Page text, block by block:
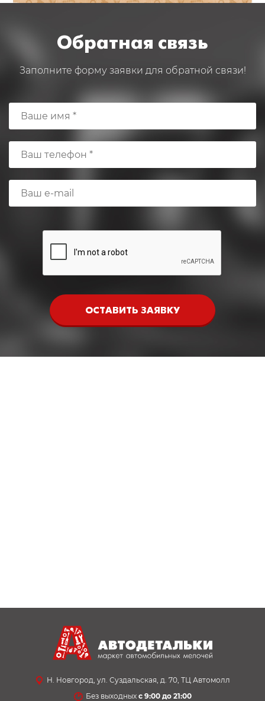
Обратная связь
Заполните форму заявки для обратной связи!
ОСТАВИТЬ ЗАЯВКУ
Н. Новгород, ул. Суздальская, д. 70, ТЦ Автомолл
Без выходных с 9:00 до 21:00